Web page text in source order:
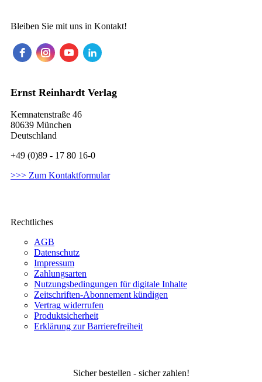
Bleiben Sie mit uns in Kontakt!
Ernst Reinhardt Verlag
Kemnatenstraße 46
80639 München
Deutschland
+49 (0)89 - 17 80 16-0
>>> Zum Kontaktformular
Rechtliches
AGB
Datenschutz
Impressum
Zahlungsarten
Nutzungsbedingungen für digitale Inhalte
Zeitschriften-Abonnement kündigen
Vertrag widerrufen
Produktsicherheit
Erklärung zur Barrierefreiheit
Sicher bestellen - sicher zahlen!